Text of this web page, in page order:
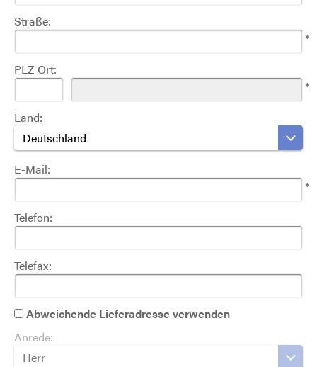
Straße:
*
PLZ Ort:
*
Land:
Deutschland
E-Mail:
*
Telefon:
Telefax:
Abweichende Lieferadresse verwenden
Anrede:
Herr